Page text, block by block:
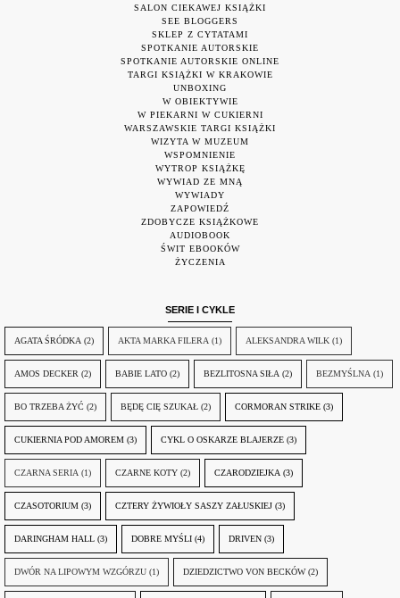
SALON CIEKAWEJ KSIĄŻKI
SEE BLOGGERS
SKLEP Z CYTATAMI
SPOTKANIE AUTORSKIE
SPOTKANIE AUTORSKIE ONLINE
TARGI KSIĄŻKI W KRAKOWIE
UNBOXING
W OBIEKTYWIE
W PIEKARNI W CUKIERNI
WARSZAWSKIE TARGI KSIĄŻKI
WIZYTA W MUZEUM
WSPOMNIENIE
WYTROP KSIĄŻKĘ
WYWIAD ZE MNĄ
WYWIADY
ZAPOWIEDŹ
ZDOBYCZE KSIĄŻKOWE
AUDIOBOOK
ŚWIT EBOOKÓW
ŻYCZENIA
SERIE I CYKLE
AGATA ŚRÓDKA (2) AKTA MARKA FILERA (1) ALEKSANDRA WILK (1)
AMOS DECKER (2) BABIE LATO (2) BEZLITOSNA SIŁA (2) BEZMYŚLNA (1)
BO TRZEBA ŻYĆ (2) BĘDĘ CIĘ SZUKAŁ (2) CORMORAN STRIKE (3)
CUKIERNIA POD AMOREM (3) CYKL O OSKARZE BLAJERZE (3)
CZARNA SERIA (1) CZARNE KOTY (2) CZARODZIEJKA (3)
CZASOTORIUM (3) CZTERY ŻYWIOŁY SASZY ZAŁUSKIEJ (3)
DARINGHAM HALL (3) DOBRE MYŚLI (4) DRIVEN (3)
DWÓR NA LIPOWYM WZGÓRZU (1) DZIEDZICTWO VON BECKÓW (2)